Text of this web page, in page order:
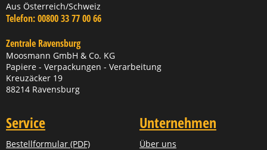
Aus Österreich/Schweiz
Telefon:00800 33 77 00 66
Zentrale Ravensburg
Moosmann GmbH & Co. KG
Papiere - Verpackungen - Verarbeitung
Kreuzäcker 19
88214 Ravensburg
Service
Bestellformular (PDF)
Unternehmen
Über uns